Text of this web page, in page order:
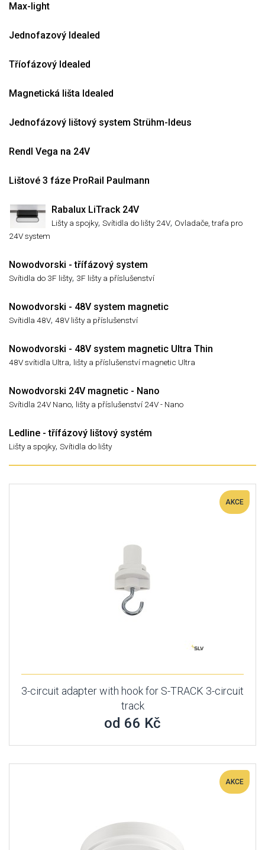
Max-light
Jednofazový Idealed
Tříofázový Idealed
Magnetická lišta Idealed
Jednofázový lištový system Strühm-Ideus
Rendl Vega na 24V
Lištové 3 fáze ProRail Paulmann
Rabalux LiTrack 24V
Lišty a spojky,Svítidla do lišty 24V, Ovladače, trafa pro
24V system
Nowodvorski - třífázový system
Svítidla do 3F lišty, 3F lišty a příslušenství
Nowodvorski - 48V system magnetic
Svítidla 48V, 48V lišty a příslušenství
Nowodvorski - 48V system magnetic Ultra Thin
48V svítidla Ultra, lišty a příslušenství magnetic Ultra
Nowodvorski 24V magnetic - Nano
Svítidla 24V Nano, lišty a příslušenství 24V - Nano
Ledline - třífázový lištový systém
Lišty a spojky, Svítidla do lišty
AKCE
3-circuit adapter with hook for S-TRACK 3-circuit
track
od 66 Kč
AKCE